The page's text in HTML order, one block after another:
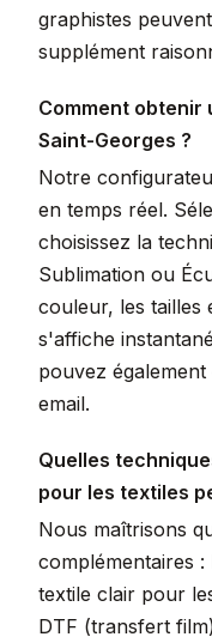
graphistes
supplément
Comment obtenir
Saint-Georges ?
Notre
en temps réel.
choisissez la
Sublimation ou
couleur, les tailles
s'affiche
pouvez
email.
Quelles
pour les textiles
Nous maîtrisons
complémentaires
textile clair pour
DTF (transfert